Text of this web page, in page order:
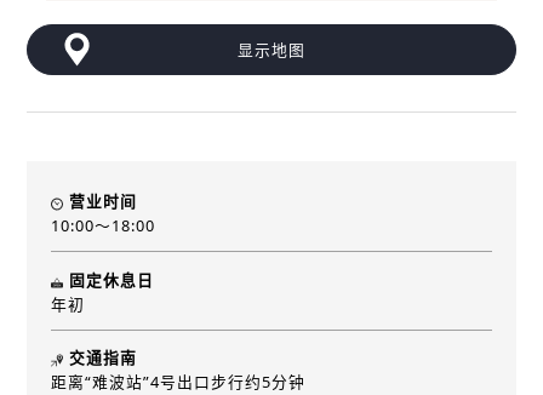
显示地图
营业时间
10:00～18:00
固定休息日
年初
交通指南
距离“难波站”4号出口步行约5分钟